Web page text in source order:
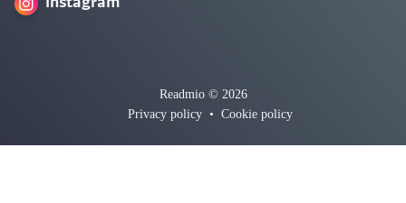
Readmio © 2026
Privacy policy • Cookie policy